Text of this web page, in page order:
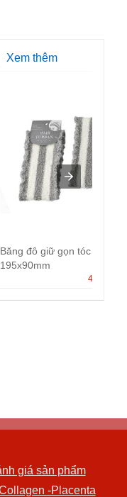
Xem thêm
Băng đô giữ gọn tóc Echo
195x90mm
40,000.00
giá sản phẩm
-Placenta